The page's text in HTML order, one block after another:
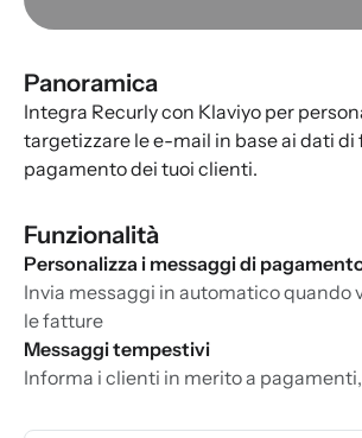
Panoramica
Integra Recurly con Klaviyo per
targetizzare le e-mail in base ai dati
pagamento dei tuoi clienti.
Funzionalità
Personalizza i messaggi di
Invia messaggi in automatico quando
le fatture
Messaggi tempestivi
Informa i clienti in merito a